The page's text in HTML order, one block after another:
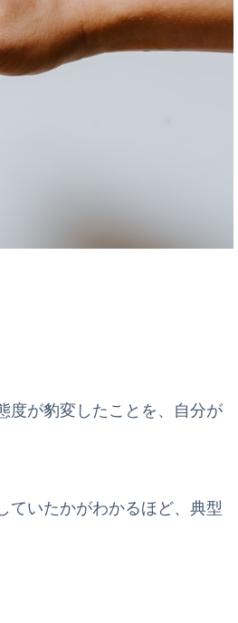
度が豹変したことを、自分が
ていたかがわかるほど、典型